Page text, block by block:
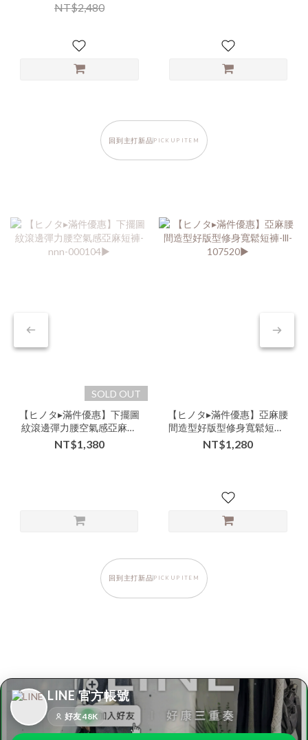
NT$2,480
回到主打新品 PICK UP ITEM
SOLD OUT
【ヒノタ▸滿件優惠】下擺圖
紋滾邊彈力腰空氣感亞麻短
褲-nnn-000104▶
NT$1,380
【ヒノタ▸滿件優惠】亞麻腰
間造型好版型修身寬鬆短褲-
lll-107520▶
NT$1,280
回到主打新品 PICK UP ITEM
外搭背心裙的顯瘦正裝穿法，
《白色系穿搭》純白色也可以
顯瘦、胖瘦的重點不在顏色，
LINE 官方帳號
好友 48K